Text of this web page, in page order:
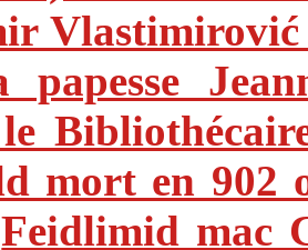
Vlastimirović
papesse
le
mort en 902
Feidlimid mac